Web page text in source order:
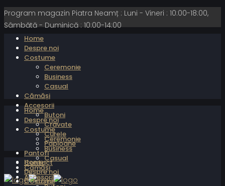
Program magazin Piatra Neamț : Luni - Vineri : 10:00-18:00,
Sâmbătă - Duminică : 10:00-14:00
Home
Despre noi
Costume
Ceremonie
Business
Casual
Cămăși
Accesorii
Butoni
Cravate
Curele
Papioane
Pantofi
Contact
Home
Despre noi
Costume
Ceremonie
Business
Casual
Cămăși
Accesorii
Home
Despre noi
Costume